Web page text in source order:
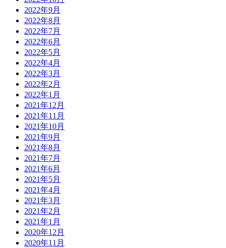
2022年9月
2022年8月
2022年7月
2022年6月
2022年5月
2022年4月
2022年3月
2022年2月
2022年1月
2021年12月
2021年11月
2021年10月
2021年9月
2021年8月
2021年7月
2021年6月
2021年5月
2021年4月
2021年3月
2021年2月
2021年1月
2020年12月
2020年11月